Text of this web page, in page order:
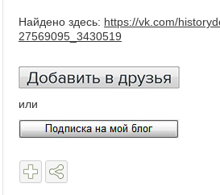
Найдено здесь: https://vk.com/
27569095_3430519
или